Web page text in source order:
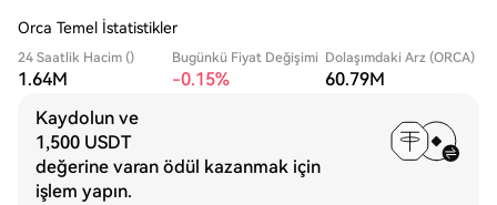
Orca Temel İstatistikler
24 Saatlik Hacim ()
1.64M
Bugünkü Fiyat Değişimi
-0.15%
Dolaşımdaki Arz (ORCA)
60.79M
Kaydolun ve
1,500 USDT
değerine varan ödül kazanmak için
işlem yapın.